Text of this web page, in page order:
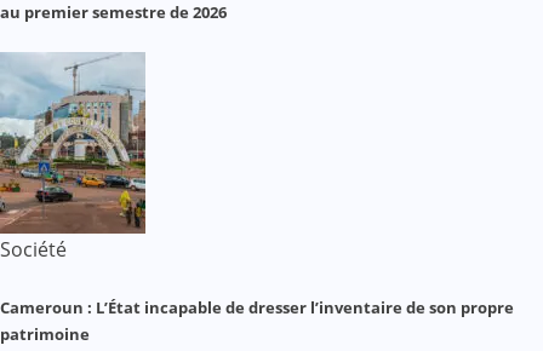
au premier semestre de 2026
Société
Cameroun : L’État incapable de dresser l’inventaire de son propre
patrimoine